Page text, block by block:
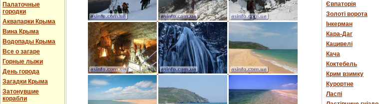
Палаточные
городки
Аквапарки Крыма
Вина Крыма
Водопады Крыма
Все о загаре
Горные лыжи
День города
Загадки Крыма
Затонувшие
корабли
Євпаторія
Золоті ворота
Інкерман
Кара-Даг
Кацивелі
Кача
Коктебель
Крим взимку
Курортне
Ласпі